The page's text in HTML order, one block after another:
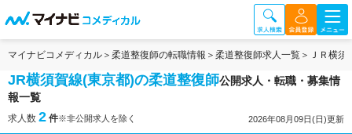
マイナビコメディカル 柔道整復師の転職情報 柔道整復師求人一覧 ＪＲ横
JR横須賀線(東京都)の柔道整復師公開求人・転職・募集情
報一覧
求人数 2 件※非公開求人を除く 2026年08月09日(日)更新